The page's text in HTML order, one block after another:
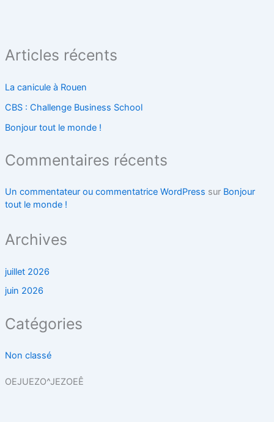
Articles récents
La canicule à Rouen
CBS : Challenge Business School
Bonjour tout le monde !
Commentaires récents
Un commentateur ou commentatrice WordPress sur Bonjour
tout le monde !
Archives
juillet 2026
juin 2026
Catégories
Non classé
OEJUEZO^JEZOEÊ